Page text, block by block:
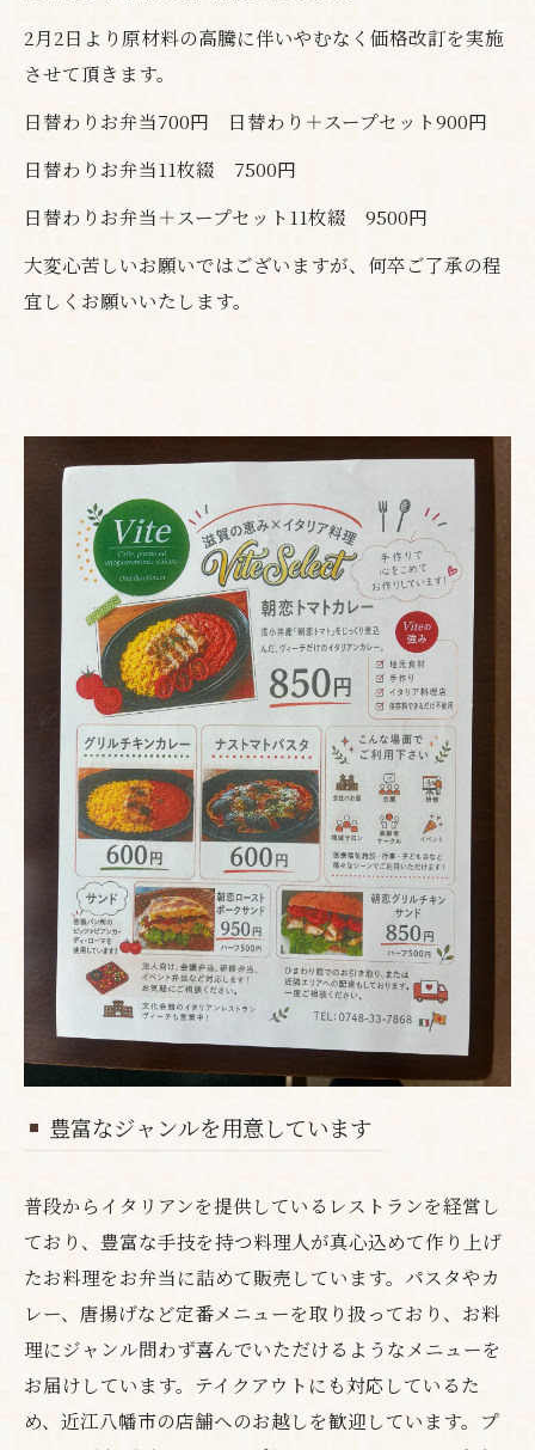
2月2日より原材料の高騰に伴いやむなく価格改訂を実施
させて頂きます。
日替わりお弁当700円 日替わり＋スープセット900円
日替わりお弁当11枚綴 7500円
日替わりお弁当＋スープセット11枚綴 9500円
大変心苦しいお願いではございますが、何卒ご了承の程
宜しくお願いいたします。
豊富なジャンルを用意しています
普段からイタリアンを提供しているレストランを経営し
ており、豊富な手技を持つ料理人が真心込めて作り上げ
たお料理をお弁当に詰めて販売しています。パスタやカ
レー、唐揚げなど定番メニューを取り扱っており、お料
理にジャンル問わず喜んでいただけるようなメニューを
お届けしています。テイクアウトにも対応しているた
め、近江八幡市の店舗へのお越しを歓迎しています。プ